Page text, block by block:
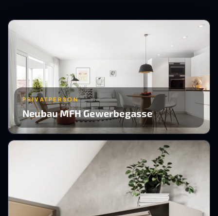
PRIVATPERSON
Neubau MFH Gewerbegasse